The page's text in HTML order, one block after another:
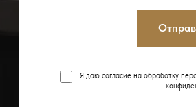
Я даю согласие на обработку